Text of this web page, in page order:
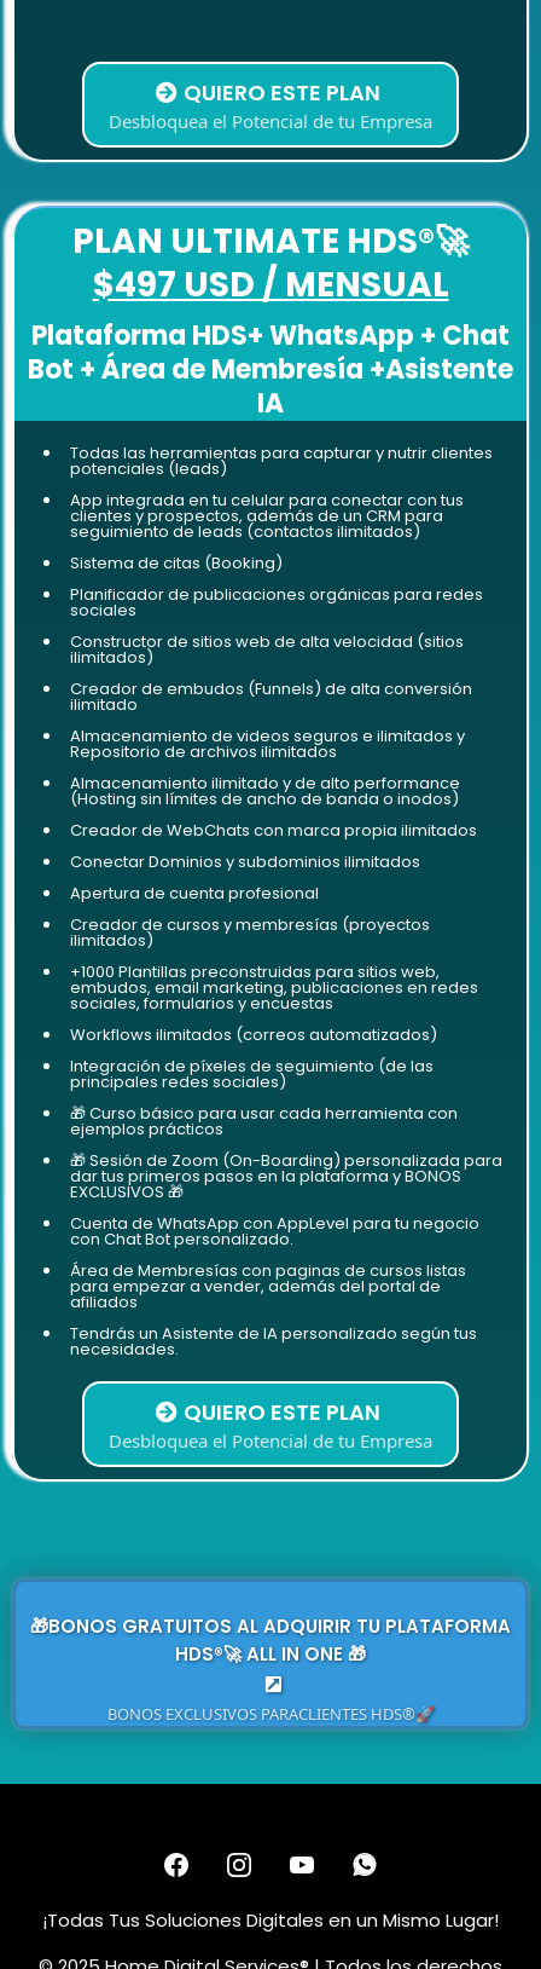
QUIERO ESTE PLAN
Desbloquea el Potencial de tu Empresa
PLAN ULTIMATE HDS®🚀
$497 USD / MENSUAL
Plataforma HDS+ WhatsApp + Chat
Bot + Área de Membresía +Asistente
IA
Todas las herramientas para capturar y nutrir clientes
potenciales (leads)
App integrada en tu celular para conectar con tus
clientes y prospectos, además de un CRM para
seguimiento de leads (contactos ilimitados)
Sistema de citas (Booking)
Planificador de publicaciones orgánicas para redes
sociales
Constructor de sitios web de alta velocidad (sitios
ilimitados)
Creador de embudos (Funnels) de alta conversión
ilimitado
Almacenamiento de videos seguros e ilimitados y
Repositorio de archivos ilimitados
Almacenamiento ilimitado y de alto performance
(Hosting sin límites de ancho de banda o inodos)
Creador de WebChats con marca propia ilimitados
Conectar Dominios y subdominios ilimitados
Apertura de cuenta profesional
Creador de cursos y membresías (proyectos
ilimitados)
+1000 Plantillas preconstruidas para sitios web,
embudos, email marketing, publicaciones en redes
sociales, formularios y encuestas
Workflows ilimitados (correos automatizados)
Integración de píxeles de seguimiento (de las
principales redes sociales)
🎁 Curso básico para usar cada herramienta con
ejemplos prácticos
🎁 Sesión de Zoom (On-Boarding) personalizada para
dar tus primeros pasos en la plataforma y BONOS
EXCLUSIVOS 🎁
Cuenta de WhatsApp con AppLevel para tu negocio
con Chat Bot personalizado.
Área de Membresías con paginas de cursos listas
para empezar a vender, además del portal de
afiliados
Tendrás un Asistente de IA personalizado según tus
necesidades.
QUIERO ESTE PLAN
Desbloquea el Potencial de tu Empresa
🎁BONOS GRATUITOS AL ADQUIRIR TU PLATAFORMA
HDS®🚀 ALL IN ONE 🎁
BONOS EXCLUSIVOS PARACLIENTES HDS®🚀
¡Todas Tus Soluciones Digitales en un Mismo Lugar!